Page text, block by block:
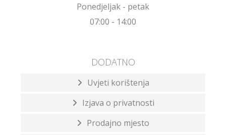
Ponedjeljak - petak
07:00 - 14:00
DODATNO
Uvjeti korištenja
Izjava o privatnosti
Prodajno mjesto